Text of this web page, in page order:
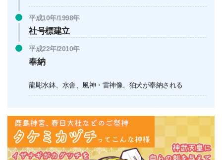
平成10年/1998年
社号標建立
平成22年/2010年
奉納
龍彫水鉢、水舎、風神・雷神像、狛犬が奉納される